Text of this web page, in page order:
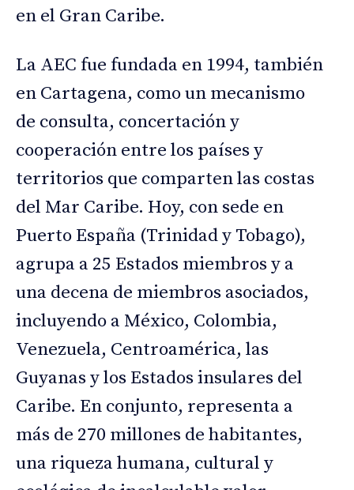
en el Gran Caribe.
La AEC fue fundada en 1994, también
en Cartagena, como un mecanismo
de consulta, concertación y
cooperación entre los países y
territorios que comparten las costas
del Mar Caribe. Hoy, con sede en
Puerto España (Trinidad y Tobago),
agrupa a 25 Estados miembros y a
una decena de miembros asociados,
incluyendo a México, Colombia,
Venezuela, Centroamérica, las
Guyanas y los Estados insulares del
Caribe. En conjunto, representa a
más de 270 millones de habitantes,
una riqueza humana, cultural y